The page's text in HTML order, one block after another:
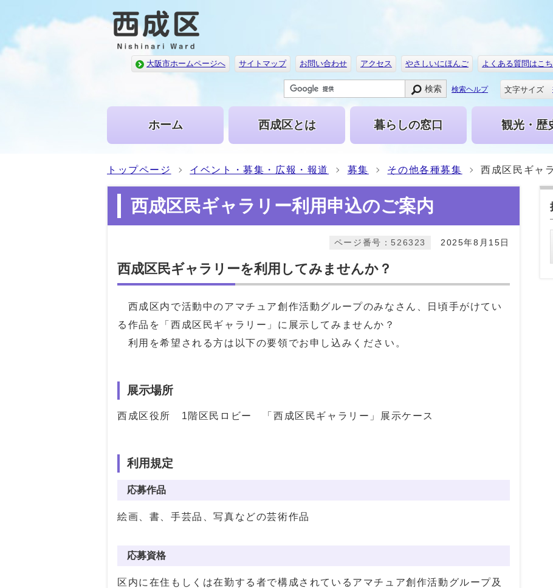
大阪市ホームページへ サイトマップ お問い合わせ アクセス やさしいにほんご よくある質問はこ
文字サイズ
検索 検索ヘルプ
ホーム 西成区とは 暮らしの窓口 観光・歴
トップページ イベント・募集・広報・報道 募集 その他各種募集 西成区民ギャ
西成区民ギャラリー利用申込のご案内
2025年8月15日
ページ番号：526323
西成区民ギャラリーを利用してみませんか？
西成区内で活動中のアマチュア創作活動グループのみなさん、日頃手がけてい
る作品を「西成区民ギャラリー」に展示してみませんか？
利用を希望される方は以下の要領でお申し込みください。
展示場所
西成区役所 1階区民ロビー 「西成区民ギャラリー」展示ケース
利用規定
応募作品
絵画、書、手芸品、写真などの芸術作品
応募資格
区内に在住もしくは在勤する者で構成されているアマチュア創作活動グループ及